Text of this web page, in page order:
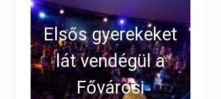
Elsős gyerekeket
lát vendégül a
Fővárosi